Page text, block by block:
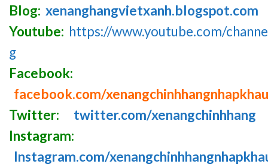
Blog: xenanghangvietxanh.blogspot.com
Youtube: https://www.youtube.com/
g
Facebook:
facebook.com/xenangchinhhangnhapkhau
Twitter:
twitter.com/xenangchinhhang
Instagram:
Instagram.com/